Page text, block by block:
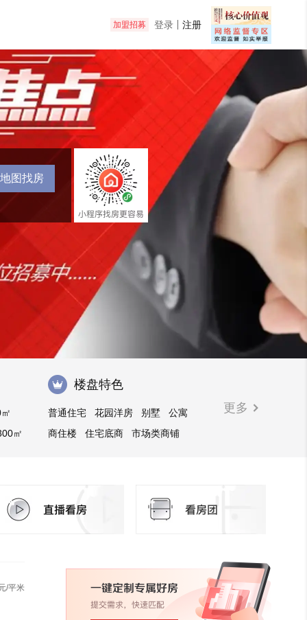
加盟招募 登录 注册
地图找房
㎡
楼盘特色
普通住宅 花园洋房 别墅
公寓
商住楼
住宅底商
市场类商铺
更多
/平米